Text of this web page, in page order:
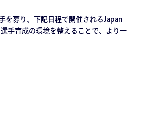
を募り、下記日程で開催されるJapan
手育成の環境を整えることで、より一